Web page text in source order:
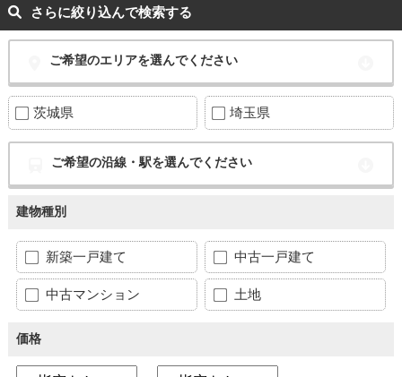
さらに絞り込んで検索する
ご希望のエリアを選んでください
茨城県 埼玉県
ご希望の沿線・駅を選んでください
建物種別
新築一戸建て 中古一戸建て
中古マンション 土地
価格